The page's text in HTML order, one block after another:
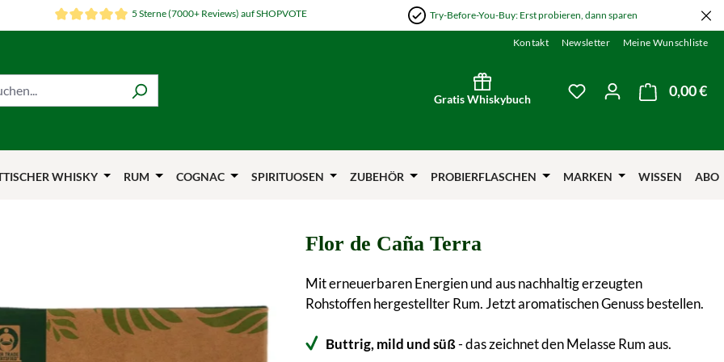
5 Sterne (7000+ Reviews) auf SHOPVOTE Try-Before-You-Buy: Erst probieren, dann sparen
Kontakt Newsletter Meine Wunschliste
Gratis Whiskybuch
Du hast 0 Produkte
0,00 €
WHISKY RUM COGNAC SPIRITUOSEN ZUBEHÖR PROBIERFLASCHEN MARKEN WISSEN ABO
Flor de Caña Terra
Mit erneuerbaren Energien und aus nachhaltig erzeugten
Rohstoffen hergestellter Rum. Jetzt aromatischen Genuss bestellen.
Buttrig, mild und süß- das zeichnet den Melasse Rum aus.